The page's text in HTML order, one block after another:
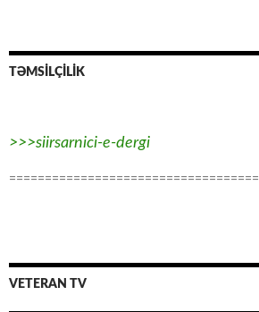
TƏMSİLÇİLİK
>>>siirsarnici-e-dergi
===================================
VETERAN TV